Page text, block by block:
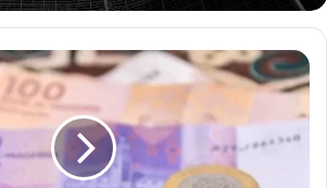
الدرهم
المغربي
مكاسب
متواصلة